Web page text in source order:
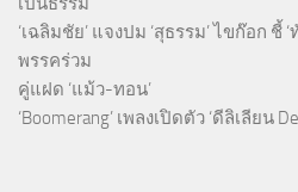
‘เฉลิมชัย’ แจงปม ‘สุธรรม’ ไขก๊อก
พรรคร่วม
คู่แฝด ‘แม้ว-ทอน’
‘Boomerang’ เพลงเปิดตัว ‘ดีลิเลียน